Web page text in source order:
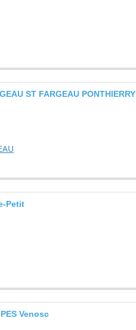
ST FARGEAU PONTHIERRY
Petit
Venosc